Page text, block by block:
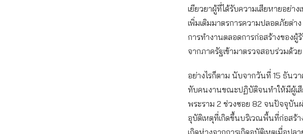
เยียวยาผู้ที่ได้รับความเสียหายอย่า
เพิ่มเติมมาตรการความปลอดภัยต่
การทำงานตลอดการก่อสร้างของผู้
จากภาครัฐเข้ามาตรวจสอบร่วมด้วย
อย่างไรก็ตาม นับจากวันที่ 15 ธันว
ทับคนงานขณะปฏิบัติจนทำให้มีผู้เสี
พระราม 2 ช่วงซอย 82 จนปัจจุบันผ่
อุบัติเหตุที่เกิดขึ้นบริเวณพื้นที่ก่อสร้า
เกิดห่างจากการเกิดอุบัติเหตุเมื่อปล